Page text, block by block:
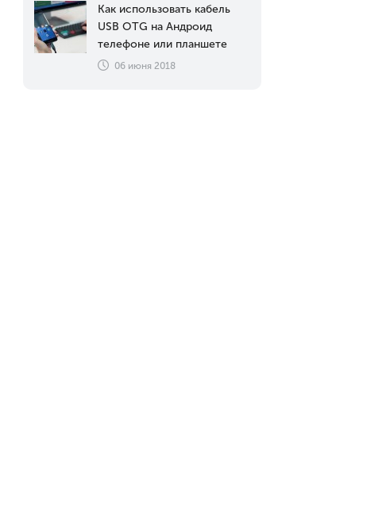
Как использовать кабель
USB OTG на Андроид
телефоне или планшете
06 июня 2018